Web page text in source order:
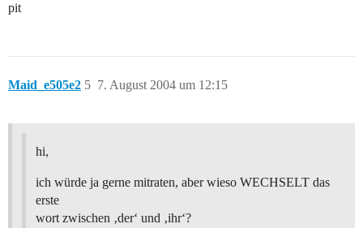
pit
Maid_e505e2 7. August 2004 um 12:15
5
hi,
ich würde ja gerne mitraten, aber wieso WECHSELT das
erste
wort zwischen ‚der‘ und ‚ihr‘?